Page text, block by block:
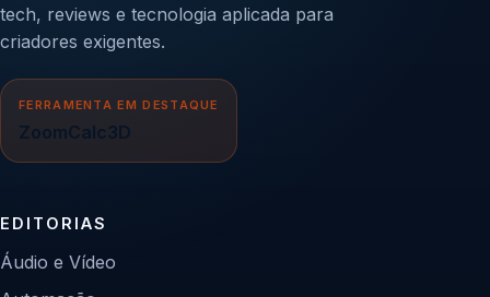
tech, reviews e tecnologia aplicada para
criadores exigentes.
FERRAMENTA EM DESTAQUE
ZoomCalc3D
EDITORIAS
Áudio e Vídeo